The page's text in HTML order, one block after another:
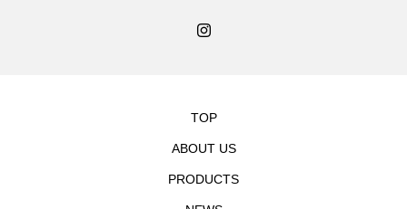
TOP
ABOUT US
PRODUCTS